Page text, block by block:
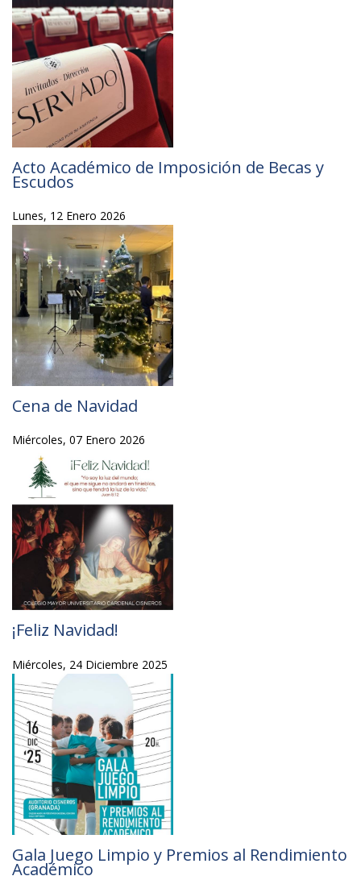
Acto Académico de Imposición de Becas y
Escudos
Lunes, 12 Enero 2026
Cena de Navidad
Miércoles, 07 Enero 2026
¡Feliz Navidad!
Miércoles, 24 Diciembre 2025
Gala Juego Limpio y Premios al Rendimiento
Académico